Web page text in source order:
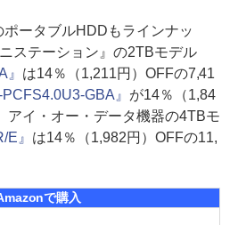
ータブルHDDもラインナッ
ステーション』の2TBモデル
は14％（1,211円）OFFの7,41
GBA』 が14％（1,84
アイ・オー・データ機器の4TBモ
』 は14％（1,982円）OFFの11,
で購入